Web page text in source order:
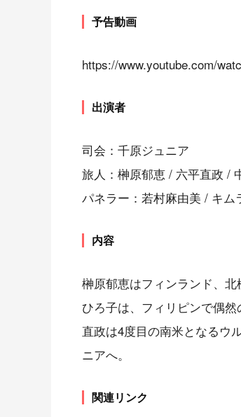
予告動画
https://www.youtube.com/
出演者
司会：千原ジュニア
旅人：榊原郁恵 / 六平直政 /
パネラー：若村麻由美 / キ
内容
榊原郁恵はフィンランド、
ひろ子は、フィリピンで偶
直政は4度目の南米となるウ
ニアへ。
関連リンク